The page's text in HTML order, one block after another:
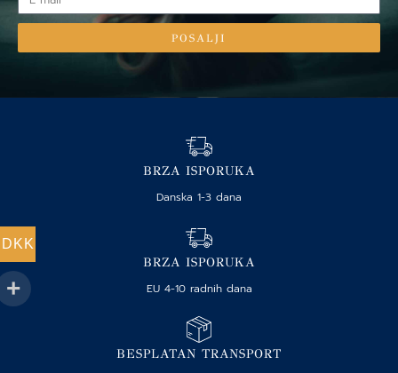
mail
POSALJI
BRZA ISPORUKA
Danska 1-3 dana
BRZA ISPORUKA
EU 4-10 radnih dana
BESPLATAN TRANSPORT
DKK